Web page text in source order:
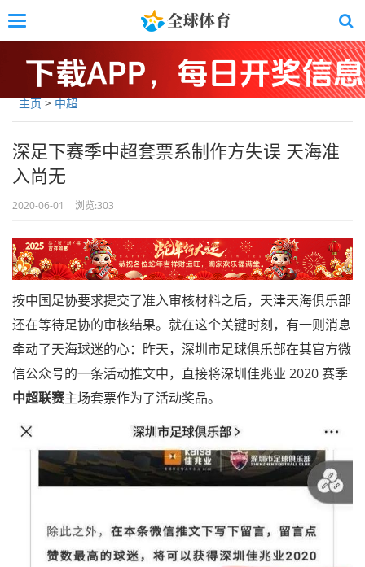
to
main
Toggle
主页>中超
深足下赛季中超套票系制作方失误 天海准
入尚无
2020-06-01 浏览:303
按中国足协要求提交了准入审核材料之后，天津天海俱乐部
还在等待足协的审核结果。就在这个关键时刻，有一则消息
牵动了天海球迷的心：昨天，深圳市足球俱乐部在其官方微
信公众号的一条活动推文中，直接将深圳佳兆业 2020 赛季
中超联赛主场套票作为了活动奖品。